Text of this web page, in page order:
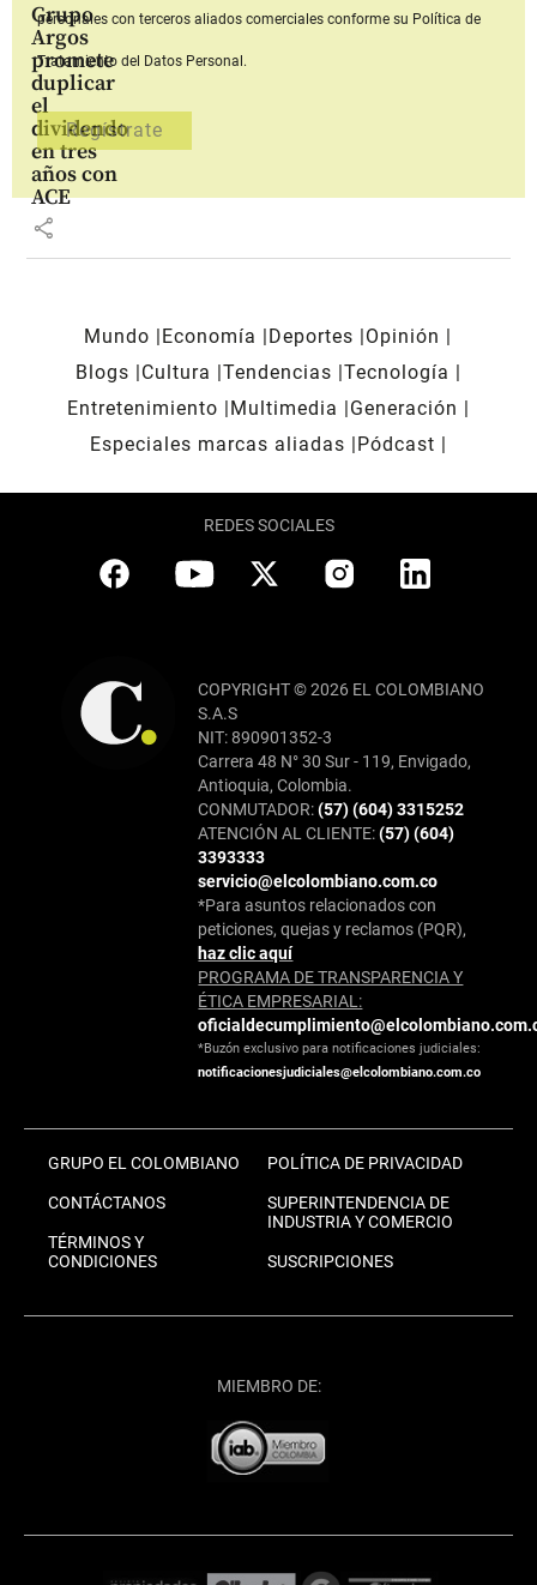
Grupo
Argos
promete
duplicar
el
dividendo
en tres
años con
ACE
share
personales con terceros aliados comerciales conforme su Política de
Tratamiento del Datos Personal.
Mundo Economía Deportes
Opinión
Blogs
Cultura Tendencias Tecnología
Entretenimiento
Multimedia
Generación
Especiales marcas aliadas
Pódcast
REDES SOCIALES
COPYRIGHT © 2026 EL COLOMBIANO
S.A.S
NIT: 890901352-3
Carrera 48 N° 30 Sur - 119, Envigado,
Antioquia, Colombia.
CONMUTADOR:(57) (604) 3315252
ATENCIÓN AL CLIENTE:(57) (604)
3393333
servicio@elcolombiano.com.co
*Para asuntos relacionados con
peticiones, quejas y reclamos (PQR),
haz clic aquí
PROGRAMA DE TRANSPARENCIA Y
ÉTICA EMPRESARIAL:
*Buzón exclusivo para notificaciones judiciales:
notificacionesjudiciales@elcolombiano.com.co
GRUPO EL COLOMBIANO
CONTÁCTANOS
TÉRMINOS Y
CONDICIONES
POLÍTICA DE PRIVACIDAD
SUPERINTENDENCIA DE
INDUSTRIA Y COMERCIO
SUSCRIPCIONES
MIEMBRO DE: